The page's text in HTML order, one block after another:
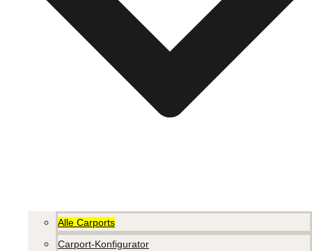
Alle Carports
Carport-Konfigurator